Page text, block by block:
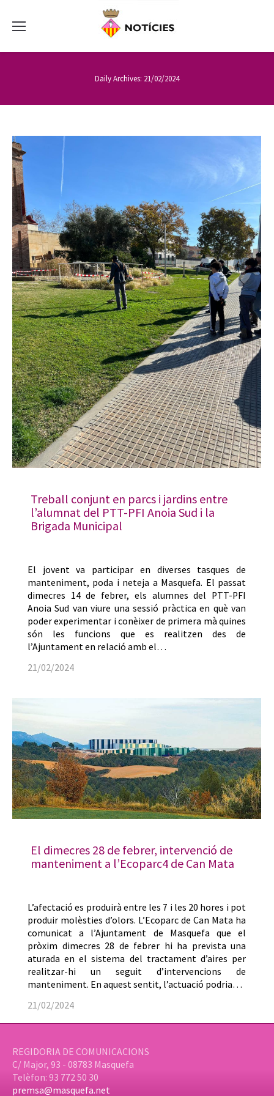
Daily Archives: 21/02/2024
Treball conjunt en parcs i jardins entre
l’alumnat del PTT-PFI Anoia Sud i la
Brigada Municipal
El jovent va participar en diverses tasques de
manteniment, poda i neteja a Masquefa. El passat
dimecres 14 de febrer, els alumnes del PTT-PFI
Anoia Sud van viure una sessió pràctica en què van
poder experimentar i conèixer de primera mà quines
són les funcions que es realitzen des de
l’Ajuntament en relació amb el…
21/02/2024
El dimecres 28 de febrer, intervenció de
manteniment a l’Ecoparc4 de Can Mata
L’afectació es produirà entre les 7 i les 20 hores i pot
produir molèsties d’olors. L’Ecoparc de Can Mata ha
comunicat a l’Ajuntament de Masquefa que el
pròxim dimecres 28 de febrer hi ha prevista una
aturada en el sistema del tractament d’aires per
realitzar-hi un seguit d’intervencions de
manteniment. En aquest sentit, l’actuació podria…
21/02/2024
REGIDORIA DE COMUNICACIONS
C/ Major, 93 - 08783 Masquefa
Telèfon: 93 772 50 30
premsa@masquefa.net